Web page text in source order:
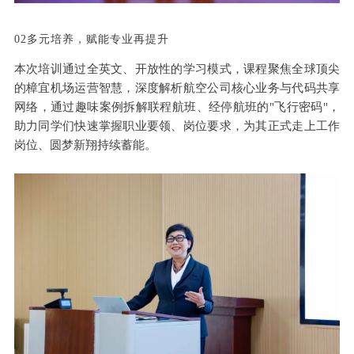
02多元培养，赋能专业再提升
本次培训通过全英文、开放性的学习模式，课程聚焦全球顶尖
的樟宜机场运营智慧，深度解析航空公司核心业务与代码共享
网络，通过趣味案例拆解联程航班、经停航班的"飞行密码"，
助力同学们快速掌握职业要领、岗位要求，为其正式走上工作
岗位、圆梦新翔持续蓄能。